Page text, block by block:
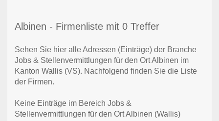
Albinen - Firmenliste mit 0 Treffer
Sehen Sie hier alle Adressen (Einträge) der Branche
Jobs & Stellenvermittlungen für den Ort Albinen im
Kanton Wallis (VS). Nachfolgend finden Sie die Liste
der Firmen.
Keine Einträge im Bereich Jobs &
Stellenvermittlungen für den Ort Albinen (Wallis)